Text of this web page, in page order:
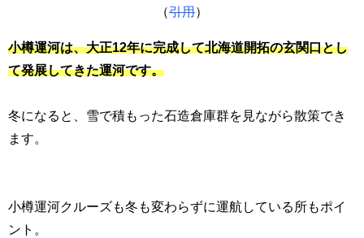
（引用）
小樽運河は、大正12年に完成して北海道開拓の玄関口とし
て発展してきた運河です。
冬になると、雪で積もった石造倉庫群を見ながら散策でき
ます。
小樽運河クルーズも冬も変わらずに運航している所もポイ
ント。